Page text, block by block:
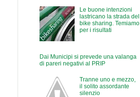
Le buone intenzioni
lastricano la strada del
bike sharing. Temiamo
per i risultati
Dai Municipi si prevede una valanga
di pareri negativi al PRIP
Tranne uno e mezzo,
il solito assordante
silenzio